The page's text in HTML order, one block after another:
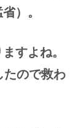
）。
すよね。
たので救わ